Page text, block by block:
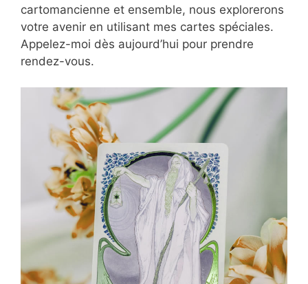
cartomancienne et ensemble, nous explorerons
votre avenir en utilisant mes cartes spéciales.
Appelez-moi dès aujourd’hui pour prendre
rendez-vous.